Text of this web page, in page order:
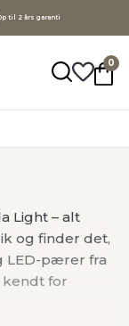
til 2 års garanti
0
Light – alt
og finder det,
LED-pærer fra
kendt for